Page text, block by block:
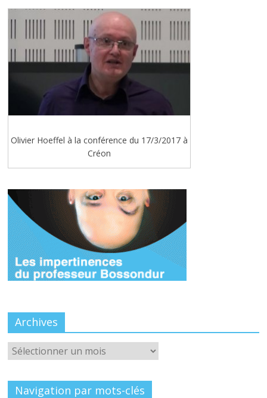
Olivier Hoeffel à la conférence du 17/3/2017 à
Créon
Archives
Archives
Navigation par mots-clés